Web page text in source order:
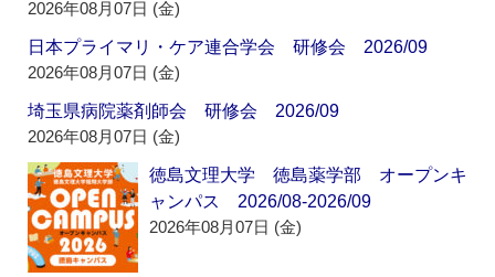
2026年08月07日 (金)
日本プライマリ・ケア連合学会 研修会 2026/09
2026年08月07日 (金)
埼玉県病院薬剤師会 研修会 2026/09
2026年08月07日 (金)
徳島文理大学 徳島薬学部 オープンキ
ャンパス 2026/08-2026/09
2026年08月07日 (金)